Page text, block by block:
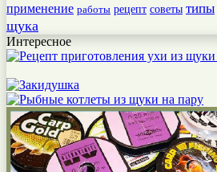
применение работы рецепт советы типы
щука
Интересное